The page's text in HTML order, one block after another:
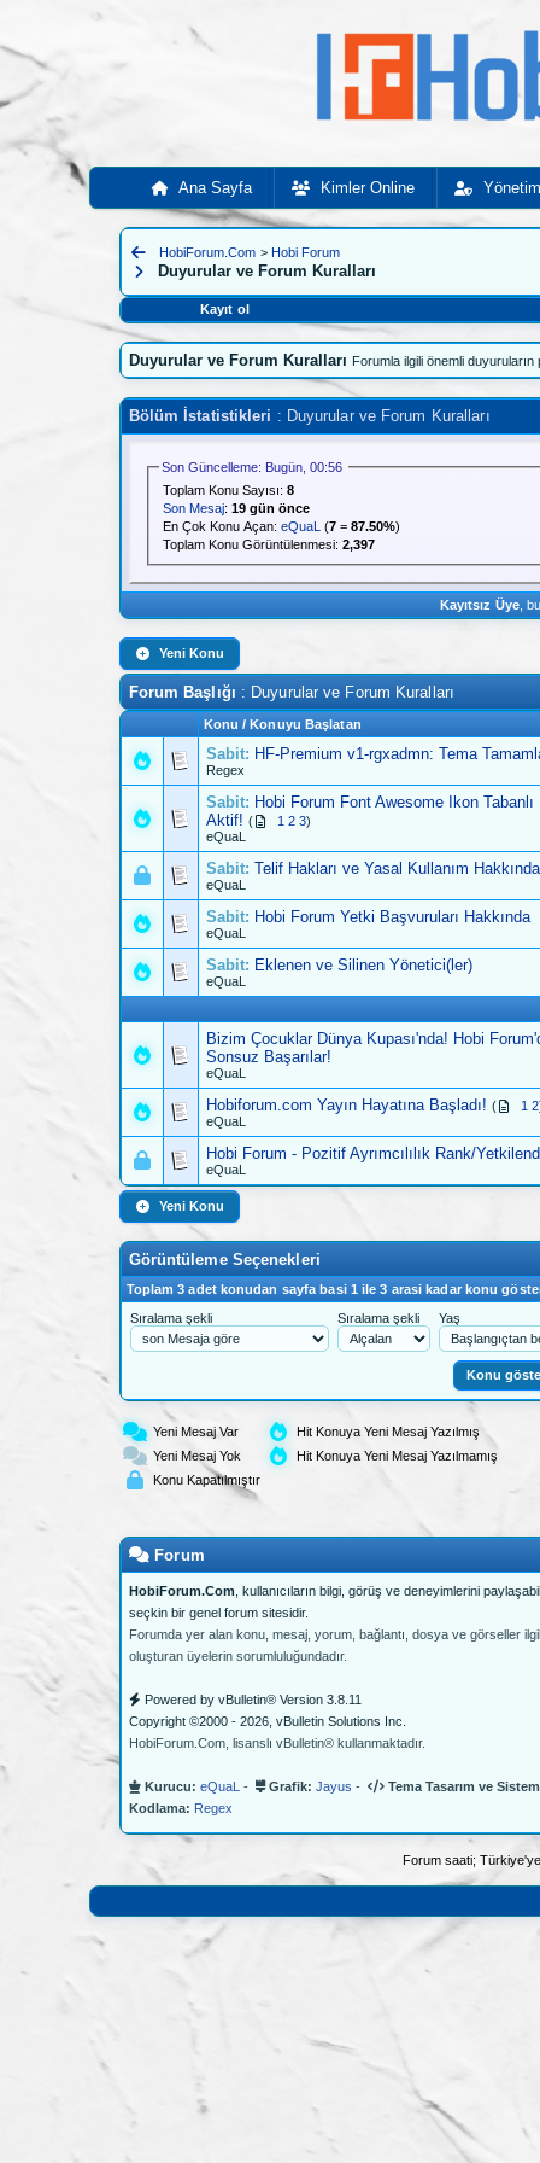
Ana Sayfa Kimler Online
Geri Git
HobiForum.Com > Hobi Forum
Sayfayı Yeniden Yükle
Duyurular ve Forum Kuralları
Kayıt ol
Duyurular ve Forum Kuralları Forumla ilgili önemli duyuruların
Bölüm İstatistikleri : Duyurular ve Forum Kuralları
Son Güncelleme: Bugün, 00:56
Toplam Konu Sayısı: 8
Son Mesaj: 19 gün önce
En Çok Konu Açan: eQuaL (7= 87.50%)
Toplam Konu Görüntülenmesi: 2,397
Kayıtsız Üye,
Yeni Konu
Forum Başlığı : Duyurular ve Forum Kuralları
Konu /Konuyu Başlatan
Sabit: HF-Premium v1-rgxadmn: Tema
Regex
Sabit: Hobi Forum Font Awesome Ikon
Aktif! ( Fazla sayfalı Konu
1 2 3)
eQuaL
Sabit: Telif Hakları ve Yasal Kullanım
eQuaL
Sabit: Hobi Forum Yetki Başvuruları Hakkında
eQuaL
Sabit: Eklenen ve Silinen Yönetici(ler)
eQuaL
Bizim Çocuklar Dünya Kupası'nda! Hobi
Sonsuz Başarılar!
eQuaL
Hobiforum.com Yayın Hayatına Başladı! ( 1 2
eQuaL
Hobi Forum - Pozitif Ayrımcılılık Rank/
eQuaL
Yeni Konu
Görüntüleme Seçenekleri
Toplam 3 adet konudan sayfa basi 1 ile 3 arasi kadar konu
Sıralama şekli
Sıralama şekli Yaş
Yeni Mesaj Var
Hit Konuya Yeni Mesaj Yazılmış
Yeni Mesaj Yok
Hit Konuya Yeni Mesaj Yazılmamış
Konu Kapatılmıştır
Forum
HobiForum.Com , kullanıcıların bilgi, görüş ve deneyimlerini
seçkin bir genel forum sitesidir.
Forumda yer alan konu, mesaj, yorum, bağlantı, dosya ve görseller
oluşturan üyelerin sorumluluğundadır.
Powered by vBulletin® Version 3.8.11
Copyright ©2000 - 2026, vBulletin Solutions Inc.
HobiForum.Com, lisanslı vBulletin® kullanmaktadır.
Kurucu: eQuaL - Grafik: Jayus -
Tema Tasarım ve Sistem
Kodlama: Regex
Forum saati;